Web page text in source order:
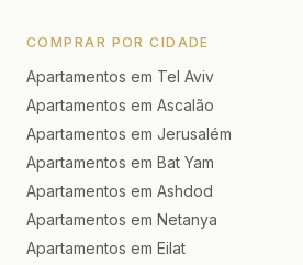
abolição de certas vantagens fiscais
COMPRAR POR CIDADE
Apartamentos em Tel Aviv
Apartamentos em Ascalão
Apartamentos em Jerusalém
Apartamentos em Bat Yam
Apartamentos em Ashdod
Apartamentos em Netanya
Apartamentos em Eilat